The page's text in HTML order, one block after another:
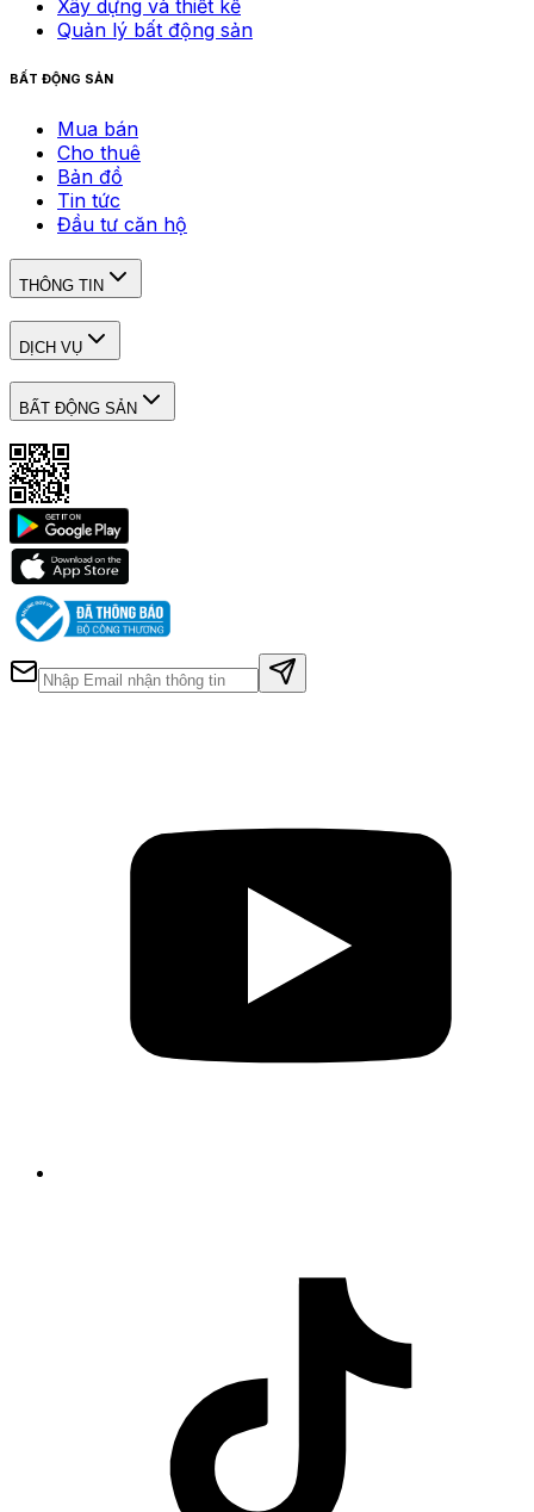
Xây dựng và thiết kế
Quản lý bất động sản
BẤT ĐỘNG SẢN
Mua bán
Cho thuê
Bản đồ
Tin tức
Đầu tư căn hộ
THÔNG TIN
DỊCH VỤ
BẤT ĐỘNG SẢN